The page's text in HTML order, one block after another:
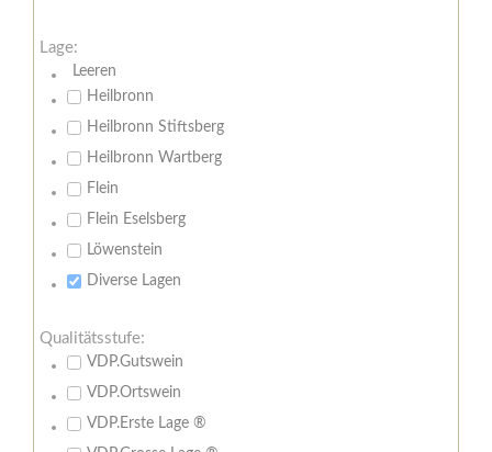
Lage:
Leeren
Heilbronn
Heilbronn Stiftsberg
Heilbronn Wartberg
Flein
Flein Eselsberg
Löwenstein
Diverse Lagen
Qualitätsstufe:
VDP.Gutswein
VDP.Ortswein
VDP.Erste Lage ®